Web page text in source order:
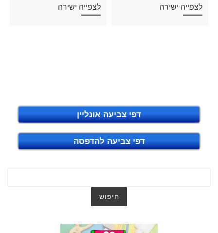
לצפייה ישירה
לצפייה ישירה
דפי צביעה אונליין
דפי צביעה להדפסה